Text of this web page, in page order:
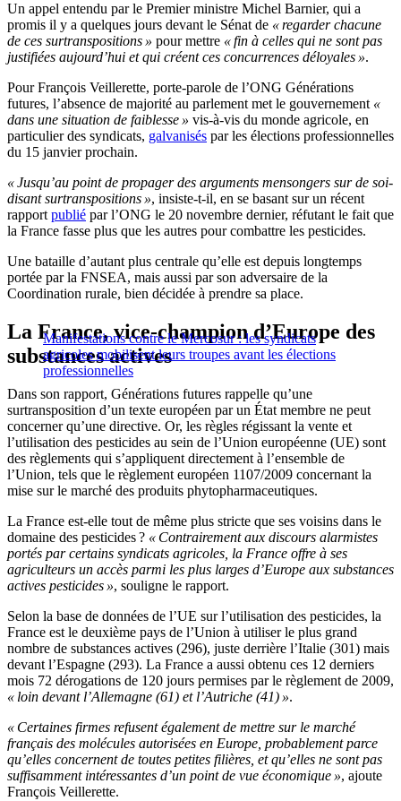
Un appel entendu par le Premier ministre Michel Barnier, qui a
promis il y a quelques jours devant le Sénat de « regarder chacune
de ces surtranspositions » pour mettre « fin à celles qui ne sont pas
justifiées aujourd’hui et qui créent ces concurrences déloyales ».
Pour François Veillerette, porte-parole de l’ONG Générations
futures, l’absence de majorité au parlement met le gouvernement «
dans une situation de faiblesse » vis-à-vis du monde agricole, en
particulier des syndicats, galvanisés par les élections professionnelles
du 15 janvier prochain.
« Jusqu’au point de propager des arguments mensongers sur de soi-
disant surtranspositions », insiste-t-il, en se basant sur un récent
rapport publié par l’ONG le 20 novembre dernier, réfutant le fait que
la France fasse plus que les autres pour combattre les pesticides.
Une bataille d’autant plus centrale qu’elle est depuis longtemps
portée par la FNSEA, mais aussi par son adversaire de la
Coordination rurale, bien décidée à prendre sa place.
Manifestations contre le Mercosur : les syndicats
agricoles mobilisent leurs troupes avant les élections
professionnelles
La France, vice-champion d’Europe des
substances actives
Dans son rapport, Générations futures rappelle qu’une
surtransposition d’un texte européen par un État membre ne peut
concerner qu’une directive. Or, les règles régissant la vente et
l’utilisation des pesticides au sein de l’Union européenne (UE) sont
des règlements qui s’appliquent directement à l’ensemble de
l’Union, tels que le règlement européen 1107/2009 concernant la
mise sur le marché des produits phytopharmaceutiques.
La France est-elle tout de même plus stricte que ses voisins dans le
domaine des pesticides ? « Contrairement aux discours alarmistes
portés par certains syndicats agricoles, la France offre à ses
agriculteurs un accès parmi les plus larges d’Europe aux substances
actives pesticides », souligne le rapport.
Selon la base de données de l’UE sur l’utilisation des pesticides, la
France est le deuxième pays de l’Union à utiliser le plus grand
nombre de substances actives (296), juste derrière l’Italie (301) mais
devant l’Espagne (293). La France a aussi obtenu ces 12 derniers
mois 72 dérogations de 120 jours permises par le règlement de 2009,
« loin devant l’Allemagne (61) et l’Autriche (41) ».
« Certaines firmes refusent également de mettre sur le marché
français des molécules autorisées en Europe, probablement parce
qu’elles concernent de toutes petites filières, et qu’elles ne sont pas
suffisamment intéressantes d’un point de vue économique », ajoute
François Veillerette.